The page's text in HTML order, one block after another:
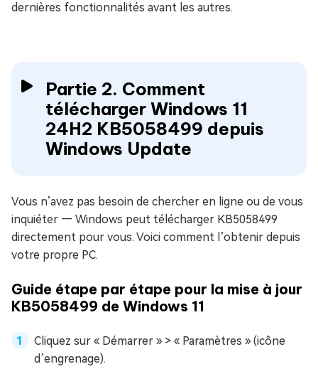
dernières fonctionnalités avant les autres.
Partie 2. Comment
télécharger Windows 11
24H2 KB5058499 depuis
Windows Update
Vous n’avez pas besoin de chercher en ligne ou de vous
inquiéter — Windows peut télécharger KB5058499
directement pour vous. Voici comment l’obtenir depuis
votre propre PC.
Guide étape par étape pour la mise à jour
KB5058499 de Windows 11
Cliquez sur « Démarrer » > « Paramètres » (icône
d’engrenage).